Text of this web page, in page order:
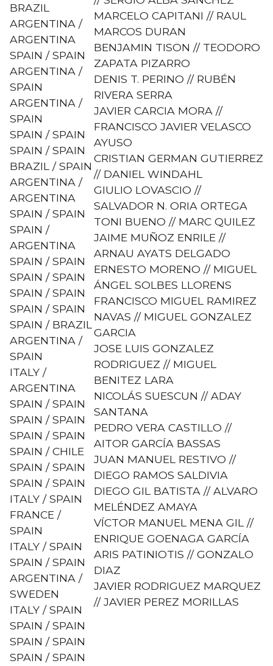
BRAZIL
ARGENTINA /
ARGENTINA
SPAIN / SPAIN
ARGENTINA /
SPAIN
ARGENTINA /
SPAIN
SPAIN / SPAIN
SPAIN / SPAIN
BRAZIL / SPAIN
ARGENTINA /
ARGENTINA
SPAIN / SPAIN
SPAIN /
ARGENTINA
SPAIN / SPAIN
SPAIN / SPAIN
SPAIN / SPAIN
SPAIN / SPAIN
SPAIN / BRAZIL
ARGENTINA /
SPAIN
ITALY /
ARGENTINA
SPAIN / SPAIN
SPAIN / SPAIN
SPAIN / SPAIN
SPAIN / CHILE
SPAIN / SPAIN
SPAIN / SPAIN
ITALY / SPAIN
FRANCE /
SPAIN
ITALY / SPAIN
SPAIN / SPAIN
ARGENTINA /
SWEDEN
ITALY / SPAIN
SPAIN / SPAIN
SPAIN / SPAIN
SPAIN / SPAIN
MARCELO CAPITANI // RAUL
MARCOS DURAN
BENJAMIN TISON // TEODORO
ZAPATA PIZARRO
DENIS T. PERINO // RUBÉN
RIVERA SERRA
JAVIER CARCIA MORA //
FRANCISCO JAVIER VELASCO
AYUSO
CRISTIAN GERMAN GUTIERREZ
// DANIEL WINDAHL
GIULIO LOVASCIO //
SALVADOR N. ORIA ORTEGA
TONI BUENO // MARC QUILEZ
JAIME MUÑOZ ENRILE //
ARNAU AYATS DELGADO
ERNESTO MORENO // MIGUEL
ÁNGEL SOLBES LLORENS
FRANCISCO MIGUEL RAMIREZ
NAVAS // MIGUEL GONZALEZ
GARCIA
JOSE LUIS GONZALEZ
RODRIGUEZ // MIGUEL
BENITEZ LARA
NICOLÁS SUESCUN // ADAY
SANTANA
PEDRO VERA CASTILLO //
AITOR GARCÍA BASSAS
JUAN MANUEL RESTIVO //
DIEGO RAMOS SALDIVIA
DIEGO GIL BATISTA // ALVARO
MELÉNDEZ AMAYA
VÍCTOR MANUEL MENA GIL //
ENRIQUE GOENAGA GARCÍA
ARIS PATINIOTIS // GONZALO
DIAZ
JAVIER RODRIGUEZ MARQUEZ
// JAVIER PEREZ MORILLAS